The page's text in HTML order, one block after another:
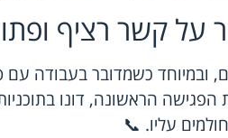
על קשר רציף
כשמדובר בעבודה עם
הפגישה הראשונה, דונו
עליו. 📞